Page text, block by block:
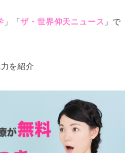
」「ザ・世界仰天ニュース 」で
を紹介